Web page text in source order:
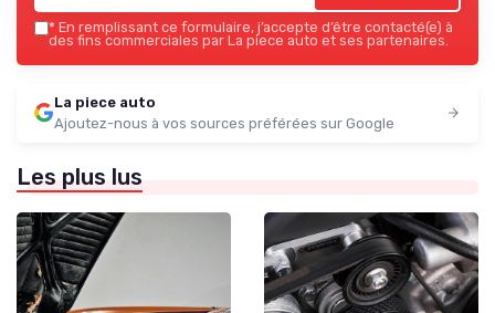
* En remplissant ce formulaire, j’accepte d’être contacté(e) à
des fins commerciales par La piece auto et ses partenaires.
La piece auto
Ajoutez-nous à vos sources préférées sur Google
Les plus lus